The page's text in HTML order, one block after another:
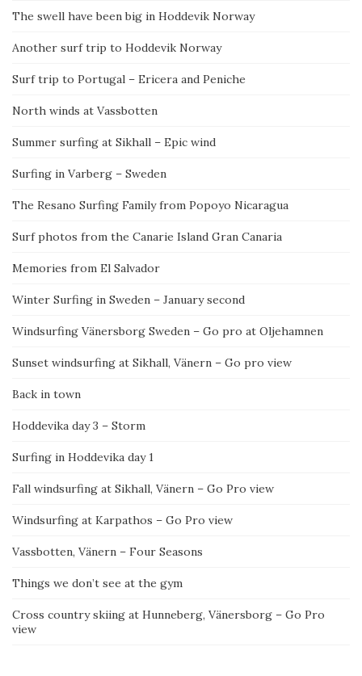
The swell have been big in Hoddevik Norway
Another surf trip to Hoddevik Norway
Surf trip to Portugal – Ericera and Peniche
North winds at Vassbotten
Summer surfing at Sikhall – Epic wind
Surfing in Varberg – Sweden
The Resano Surfing Family from Popoyo Nicaragua
Surf photos from the Canarie Island Gran Canaria
Memories from El Salvador
Winter Surfing in Sweden – January second
Windsurfing Vänersborg Sweden – Go pro at Oljehamnen
Sunset windsurfing at Sikhall, Vänern – Go pro view
Back in town
Hoddevika day 3 – Storm
Surfing in Hoddevika day 1
Fall windsurfing at Sikhall, Vänern – Go Pro view
Windsurfing at Karpathos – Go Pro view
Vassbotten, Vänern – Four Seasons
Things we don’t see at the gym
Cross country skiing at Hunneberg, Vänersborg – Go Pro
view